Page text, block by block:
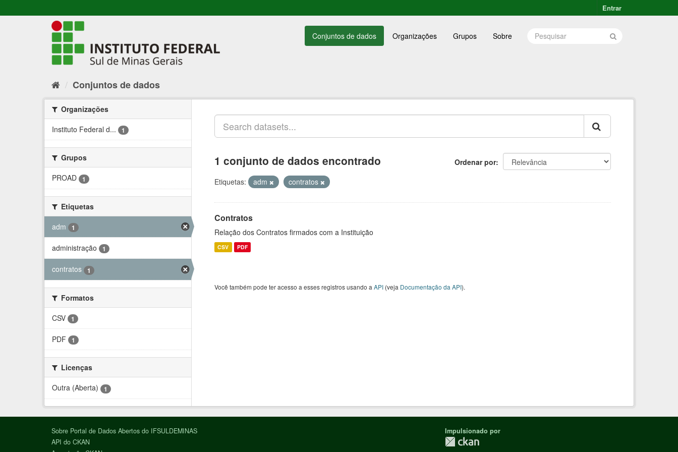
Entrar
Conjuntos de dados Organizações Grupos Sobre
Conjuntos de dados
Organizações
Instituto Federal d...
1
Grupos
PROAD
1
Etiquetas
adm
1
administração 1
contratos 1
Formatos
CSV
1
PDF 1
Licenças
Outra (Aberta)
1
Ordenar por
1 conjunto de dados encontrado
Etiquetas: adm contratos
Contratos
Relação dos Contratos firmados com a Instituição
CSV PDF
Você também pode ter acesso a esses registros usando a API (veja Documentação da API).
Sobre Portal de Dados Abertos do IFSULDEMINAS
API do CKAN
Impulsionado por